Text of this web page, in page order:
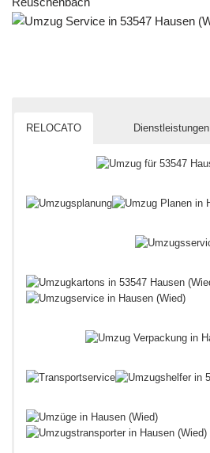
RELOCATO Dienstleistungen